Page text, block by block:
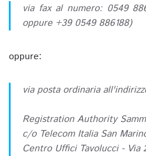
via fax al numero: 0549
oppure +39 0549 886188)
oppure:
via posta ordinaria
Registration Authority
c/o Telecom Italia San
Centro Uffici Tavolucci - Via